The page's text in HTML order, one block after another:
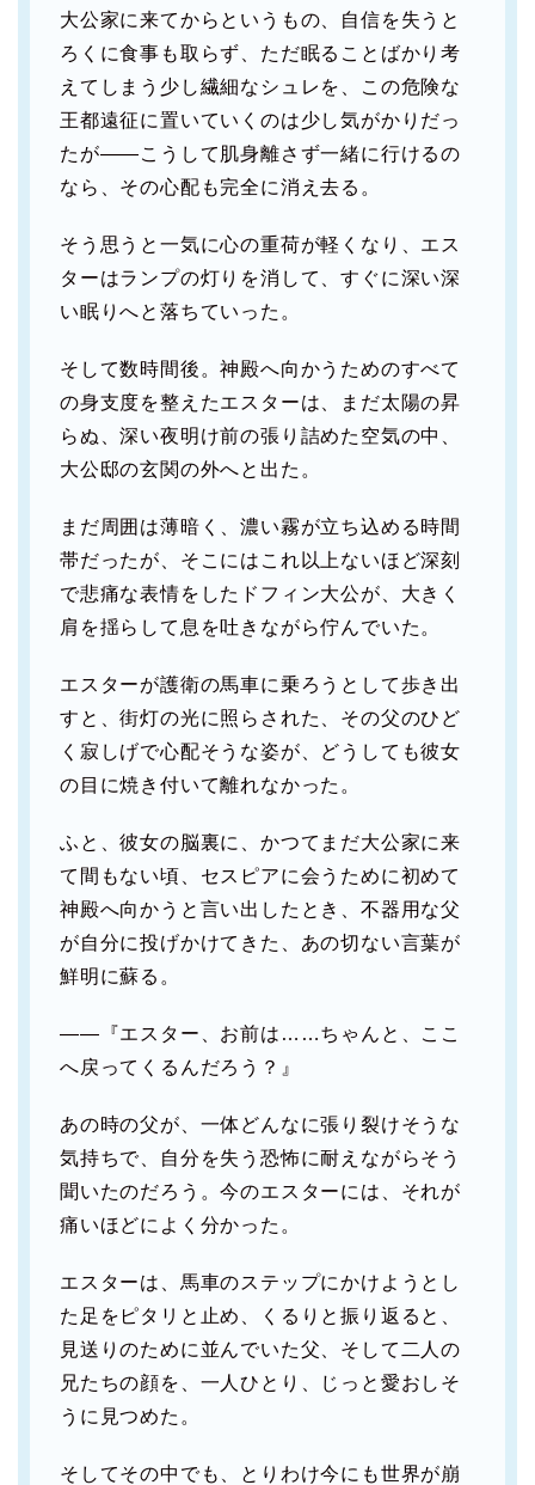
大公家に来てからというもの、自信を失うと
ろくに食事も取らず、ただ眠ることばかり考
えてしまう少し繊細なシュレを、この危険な
王都遠征に置いていくのは少し気がかりだっ
たが――こうして肌身離さず一緒に行けるの
なら、その心配も完全に消え去る。
そう思うと一気に心の重荷が軽くなり、エス
ターはランプの灯りを消して、すぐに深い深
い眠りへと落ちていった。
そして数時間後。神殿へ向かうためのすべて
の身支度を整えたエスターは、まだ太陽の昇
らぬ、深い夜明け前の張り詰めた空気の中、
大公邸の玄関の外へと出た。
まだ周囲は薄暗く、濃い霧が立ち込める時間
帯だったが、そこにはこれ以上ないほど深刻
で悲痛な表情をしたドフィン大公が、大きく
肩を揺らして息を吐きながら佇んでいた。
エスターが護衛の馬車に乗ろうとして歩き出
すと、街灯の光に照らされた、その父のひど
く寂しげで心配そうな姿が、どうしても彼女
の目に焼き付いて離れなかった。
ふと、彼女の脳裏に、かつてまだ大公家に来
て間もない頃、セスピアに会うために初めて
神殿へ向かうと言い出したとき、不器用な父
が自分に投げかけてきた、あの切ない言葉が
鮮明に蘇る。
――『エスター、お前は……ちゃんと、ここ
へ戻ってくるんだろう？』
あの時の父が、一体どんなに張り裂けそうな
気持ちで、自分を失う恐怖に耐えながらそう
聞いたのだろう。今のエスターには、それが
痛いほどによく分かった。
エスターは、馬車のステップにかけようとし
た足をピタリと止め、くるりと振り返ると、
見送りのために並んでいた父、そして二人の
兄たちの顔を、一人ひとり、じっと愛おしそ
うに見つめた。
そしてその中でも、とりわけ今にも世界が崩